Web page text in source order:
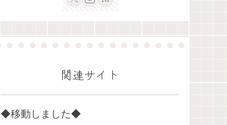
関連サイト
◆移動しました◆